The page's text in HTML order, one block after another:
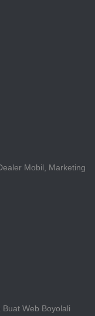
Mobil, Marketing
Web Boyolali